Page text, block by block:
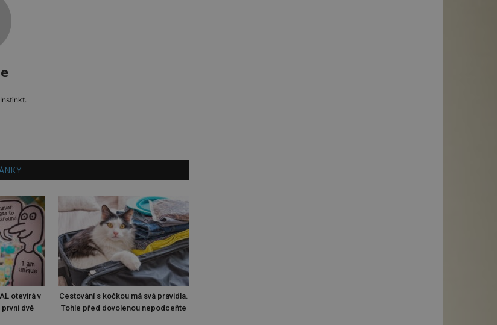
otevírá v
dvě
Cestování s kočkou má svá pravidla.
Tohle před dovolenou nepodceňte